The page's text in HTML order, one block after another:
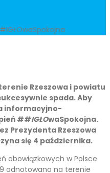
Rzeszowa i powiatu
spada. Aby
informacyjno-
##IGŁOwaSpokojna.
Prezydenta Rzeszowa
się 4 października.
obowiązkowych w Polsce
odnotowano na terenie